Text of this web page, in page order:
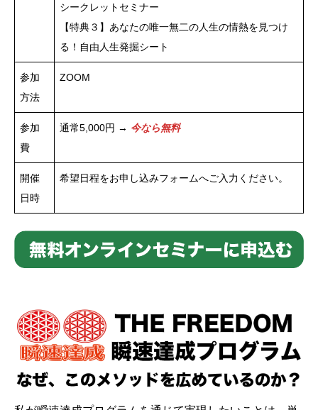
シークレットセミナー
【特典３】あなたの唯一無二の人生の情熱を見つけ
る！自由人生発掘シート
参加
方法
ZOOM
参加
費
通常5,000円 → 今なら無料
開催
日時
希望日程をお申し込みフォームへご入力ください。